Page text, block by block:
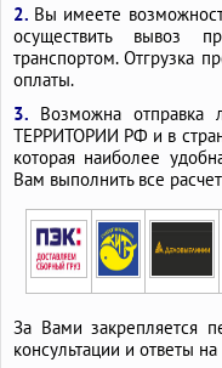
2. Вы имеете
осуществить вывоз
транспортом. Отгрузка
оплаты.
3. Возможна
ТЕРРИТОРИИ РФ и в
которая наиболее
Вам выполнить все
За Вами закрепляется
консультации и ответы